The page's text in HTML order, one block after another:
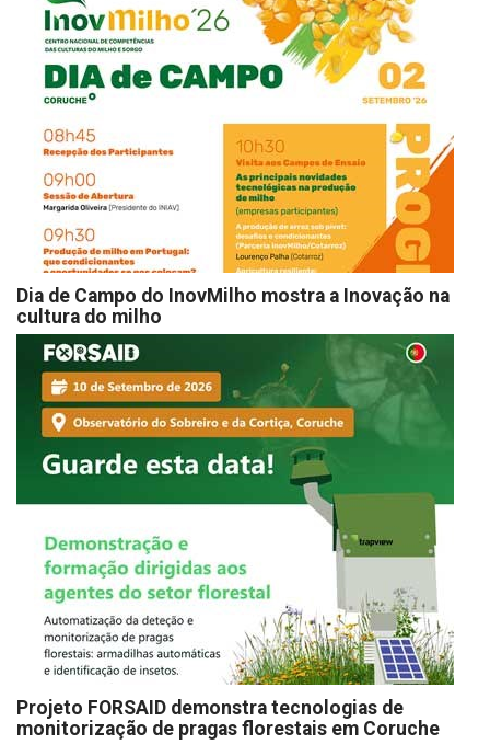
Dia de Campo do InovMilho mostra a Inovação na
cultura do milho
Projeto FORSAID demonstra tecnologias de
monitorização de pragas florestais em Coruche